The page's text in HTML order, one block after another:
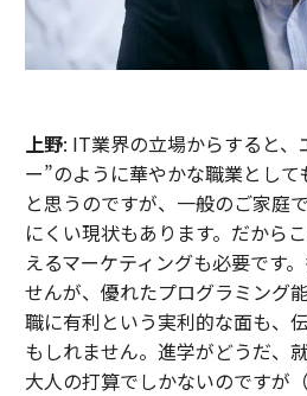
上野: IT業界の立場からすると、
ー”のように華やかな職業とし
と思うのですが、一般のご家庭
にくい現状もあります。だから
えるマーケティングも必要です
せんが、優れたプログラミング
職に有利という実利的な面も、
もしれません。進学がどうだ、
大人の打算でしかないのですが（